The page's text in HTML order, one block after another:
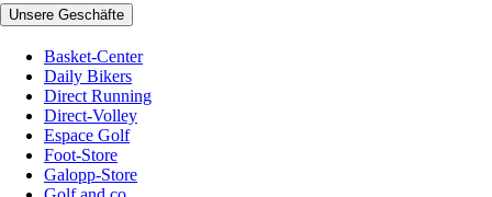
Unsere Geschäfte
Basket-Center
Daily Bikers
Direct Running
Direct-Volley
Espace Golf
Foot-Store
Galopp-Store